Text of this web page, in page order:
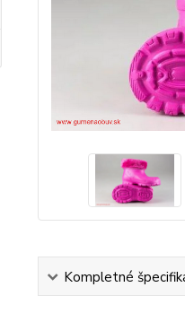
Kompletné